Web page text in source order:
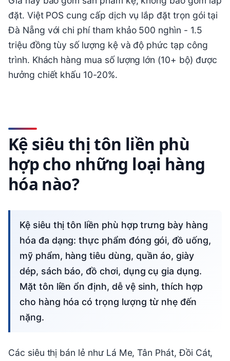
đặt. Việt POS cung cấp dịch vụ lắp đặt trọn gói tại
Đà Nẵng với chi phí tham khảo 500 nghìn - 1.5
triệu đồng tùy số lượng kệ và độ phức tạp công
trình. Khách hàng mua số lượng lớn (10+ bộ) được
hưởng chiết khấu 10-20%.
Kệ siêu thị tôn liền phù
hợp cho những loại hàng
hóa nào?
Kệ siêu thị tôn liền phù hợp trưng bày hàng
hóa đa dạng: thực phẩm đóng gói, đồ uống,
mỹ phẩm, hàng tiêu dùng, quần áo, giày
dép, sách báo, đồ chơi, dụng cụ gia dụng.
Mặt tôn liền ổn định, dễ vệ sinh, thích hợp
cho hàng hóa có trọng lượng từ nhẹ đến
nặng.
Các siêu thị bán lẻ như Lá Me, Tân Phát, Đồi Cát,